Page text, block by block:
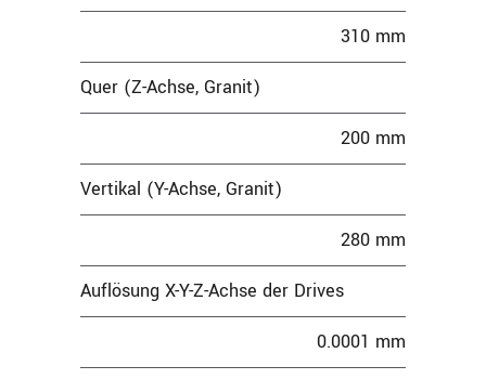
310 mm
Quer (Z-Achse, Granit)
200 mm
Vertikal (Y-Achse, Granit)
280 mm
Auflösung X-Y-Z-Achse der Drives
0.0001 mm